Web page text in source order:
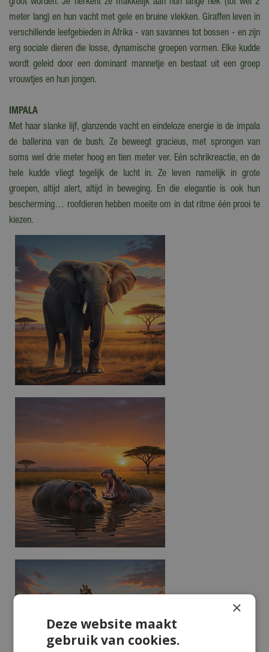
groot worden. Je herkent ze makkelijk aan hun lange nek (tot wel 2
meter lang) en hun vacht met gele en bruine vlekken. Giraffen leven in
verschillende leefgebieden in Afrika - van savannes tot bossen - en zijn
erg sociale dieren die losse, dynamische groepen vormen. Elke kudde
wordt geleid door een dominant mannetje en bestaat uit een groep
vrouwtjes en hun jongen.
IMPALA
Met haar slanke lijf, glanzende vacht en eindeloze energie is de impala
de ballerina van de bush. Ze beweegt gracieus, met sprongen van
soms wel drie meter hoog en tien meter ver. Eén schrikreactie, en de
hele kudde vliegt tegelijk de lucht in. Ze leven namelijk in grote
groepen, altijd alert, altijd in beweging. En die elegantie is ook hun
bescherming… roofdieren hebben moeite om in dat ritme één prooi te
kiezen.
×
Deze website maakt
gebruik van cookies.